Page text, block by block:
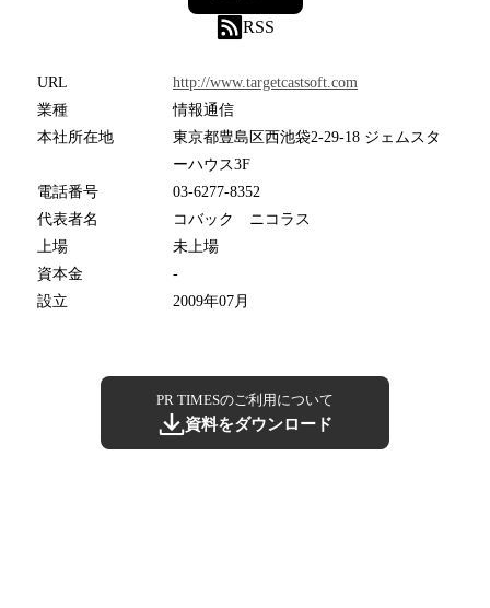
RSS
URL
http://www.targetcastsoft.com
業種
情報通信
本社所在地
東京都豊島区西池袋2-29-18 ジェムスタ
ーハウス3F
電話番号
03-6277-8352
代表者名
コバック ニコラス
上場
未上場
資本金
-
設立
2009年07月
PR TIMESのご利用について
資料をダウンロード